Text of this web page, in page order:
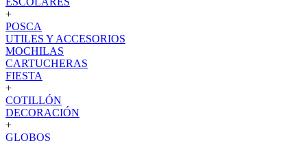
+
POSCA
UTILES Y ACCESORIOS
MOCHILAS
CARTUCHERAS
FIESTA
+
COTILLÓN
DECORACIÓN
+
GLOBOS